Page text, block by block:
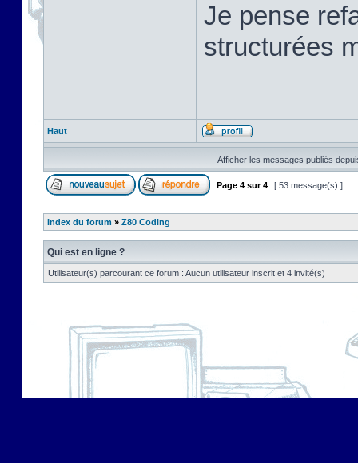
Je pense
structurées
Haut
Afficher les messages publiés
Page 4 sur4 [ 53 message(s) ]
Index du forum » Z80 Coding
Qui est en ligne ?
Utilisateur(s) parcourant ce forum : Aucun utilisateur inscrit et 4 invité(s)